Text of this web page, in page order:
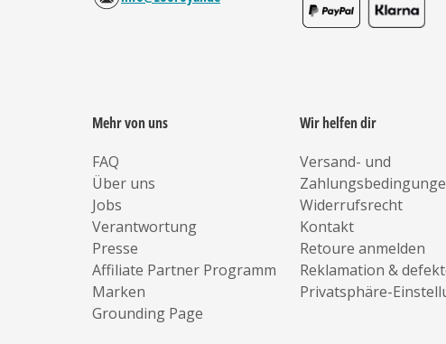
Mehr von uns
FAQ
Über uns
Jobs
Verantwortung
Presse
Affiliate Partner Programm
Marken
Grounding Page
Wir helfen dir
Versand- und
Widerrufsrecht
Kontakt
Retoure anmelden
Reklamation &
Privatsphäre-